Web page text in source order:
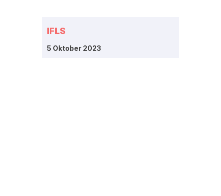
IFLS
5 Oktober 2023